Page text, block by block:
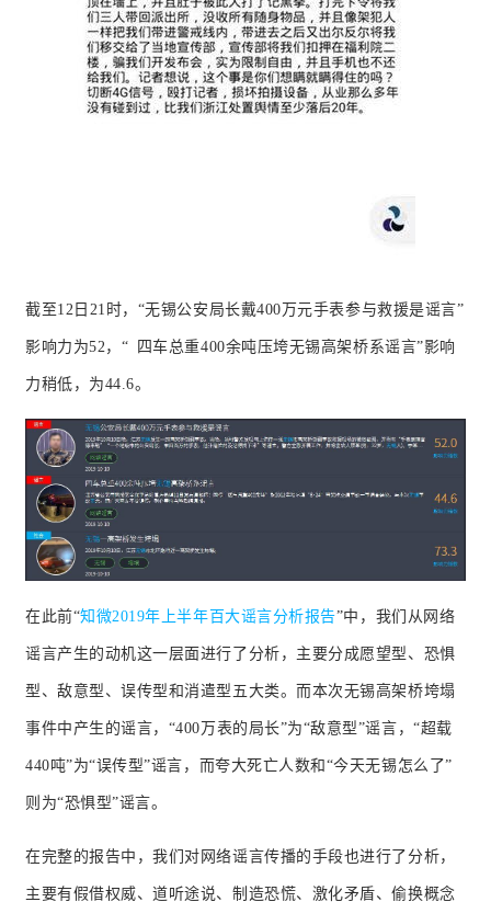
截至12日21时，“无锡公安局长戴400万元手表参与救援是谣言”
影响力为52，“ 四车总重400余吨压垮无锡高架桥系谣言”影响
力稍低，为44.6。
在此前“知微2019年上半年百大谣言分析报告”中，我们从网络
谣言产生的动机这一层面进行了分析，主要分成愿望型、恐惧
型、敌意型、误传型和消遣型五大类。 而本次无锡高架桥垮塌
事件中产生的谣言，“400万表的局长”为“敌意型”谣言，“超载
440吨”为“误传型”谣言，而夸大死亡人数和“今天无锡怎么了”
则为“恐惧型”谣言。
在完整的报告中，我们对网络谣言传播的手段也进行了分析，
主要有假借权威、道听途说、制造恐慌、激化矛盾、偷换概念